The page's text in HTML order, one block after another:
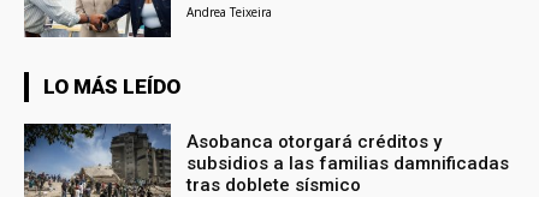
Andrea Teixeira
LO MÁS LEÍDO
Asobanca otorgará créditos y
subsidios a las familias damnificadas
tras doblete sísmico